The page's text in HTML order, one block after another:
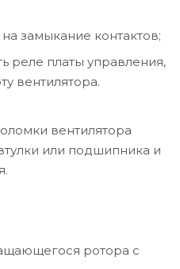
замыкание контактов;
реле платы управления,
вентилятора.
вентилятора
или подшипника и
ротора с